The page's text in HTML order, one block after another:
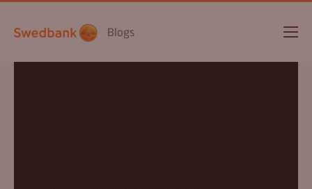
Blogs